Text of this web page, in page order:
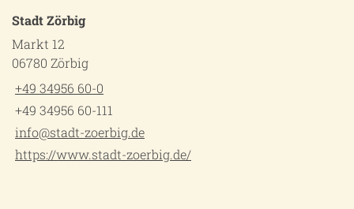
Stadt Zörbig
Markt 12
06780 Zörbig
+49 34956 60-0
+49 34956 60-111
info@stadt-zoerbig.de
https://www.stadt-zoerbig.de/